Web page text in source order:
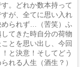
。どれか数本持って
が、全てに思い入れ
められず…（苦笑）ふ
てきた時自分の荷物
とを思い出し、今回
と決意！そしてどう
れる人生（酒生？）